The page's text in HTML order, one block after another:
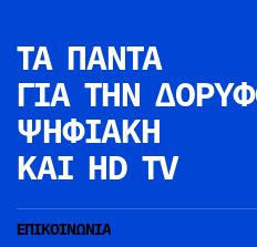
ΤΑ ΠΑΝΤΑ
ΓΙΑ ΤΗΝ
ΨΗΦΙΑΚΗ
ΚΑΙ HD TV
ΕΠΙΚΟΙΝΩΝΙΑ